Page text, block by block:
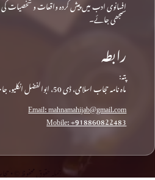
افسانوی ادب میں پیش کردہ واقعات و شخصیات
سمجھی جائے۔
رابطہ
پتہ:
ماہ نامہ حجاب اسلامی، ڈی 50، ابوالفضل انکلیو، جامعہ نگر، نئی دہلی-25
Email: mahnamahijab@gmail.com
Mobile: +918860822483